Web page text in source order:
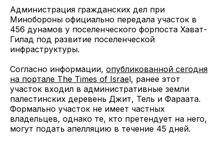
Администрация гражданских дел при
Минобороны официально передала участок в
456 дунамов у поселенческого форпоста Хават-
Гилад под развитие поселенческой
инфраструктуры.
Согласно информации, опубликованной сегодня
на портале The Times of Israel, ранее этот
участок входил в административные земли
палестинских деревень Джит, Тель и Фараата.
Формально участок не имеет частных
владельцев, однако те, кто претендует на него,
могут подать апелляцию в течение 45 дней.